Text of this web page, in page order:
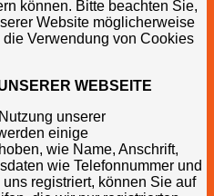
können. Bitte beachten Sie,
Website möglicherweise
Verwendung von Cookies
WEBSEITE
unserer
einige
wie Name, Anschrift,
wie Telefonnummer und
registriert, können Sie auf